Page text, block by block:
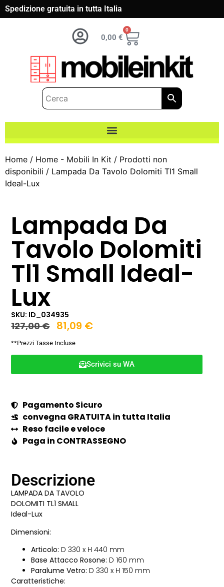
Spedizione gratuita in tutta Italia
0,00 €
0
Home / Home - Mobili In Kit / Prodotti non
disponibili / Lampada Da Tavolo Dolomiti Tl1 Small
Ideal-Lux
Lampada Da
Tavolo Dolomiti
Tl1 Small Ideal-
Lux
SKU: ID_034935
127,00€ 81,09 €
**Prezzi Tasse Incluse
Scrivici su WA
Pagamento Sicuro
convegna GRATUITA in tutta Italia
Reso facile e veloce
Paga in CONTRASSEGNO
Descrizione
LAMPADA DA TAVOLO
DOLOMITI TL1 SMALL
Ideal-Lux
Dimensioni:
Articolo: D 330 x H 440 mm
Base Attacco Rosone: D 160 mm
Paralume Vetro: D 330 x H 150 mm
Caratteristiche: